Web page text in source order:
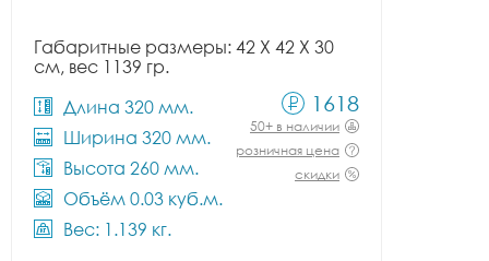
Габаритные размеры: 42 X 42 X 30
см, вес 1139 гр.
Длина 320 мм.
Ширина 320 мм.
Высота 260 мм.
Объём 0.03 куб.м.
Вес: 1.139 кг.
1618
50+ в наличии
розничная цена
скидки